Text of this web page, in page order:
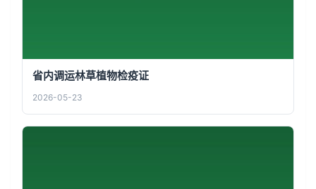
省内调运林草植物检疫证
2026-05-23